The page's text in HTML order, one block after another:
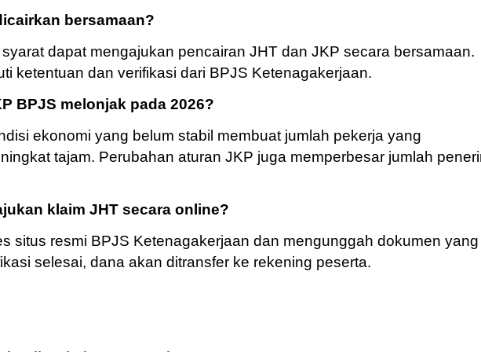
bersamaan?
dapat mengajukan pencairan JHT dan JKP secara bersamaan.
ketentuan dan verifikasi dari BPJS Ketenagakerjaan.
BPJS melonjak pada 2026?
ekonomi yang belum stabil membuat jumlah pekerja yang
tajam. Perubahan aturan JKP juga memperbesar jumlah
klaim JHT secara online?
situs resmi BPJS Ketenagakerjaan dan mengunggah dokumen yang
selesai, dana akan ditransfer ke rekening peserta.